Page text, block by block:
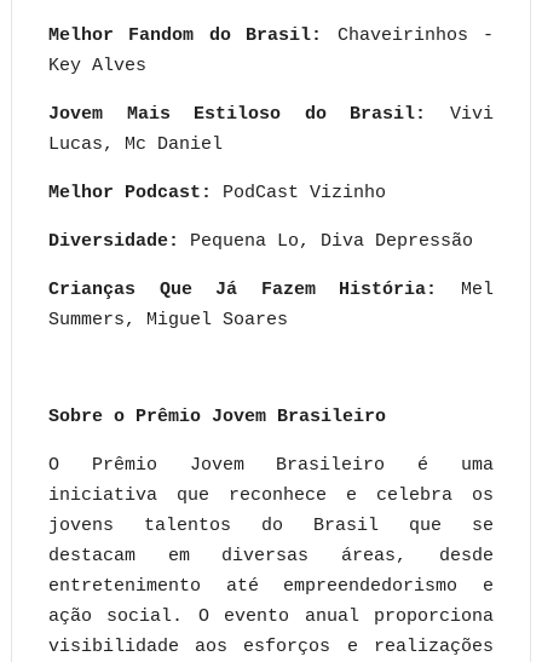
Melhor Fandom do Brasil: Chaveirinhos -
Key Alves
Jovem Mais Estiloso do Brasil:
Vivi
Lucas, Mc Daniel
Melhor Podcast: PodCast Vizinho
Diversidade: Pequena Lo, Diva Depressão
Crianças Que Já Fazem História: Mel
Summers, Miguel Soares
Sobre o Prêmio Jovem Brasileiro
O Prêmio Jovem Brasileiro é uma
iniciativa que reconhece e celebra os
jovens talentos do Brasil que se
destacam em diversas áreas, desde
entretenimento até empreendedorismo e
ação social. O evento anual proporciona
visibilidade aos esforços e realizações